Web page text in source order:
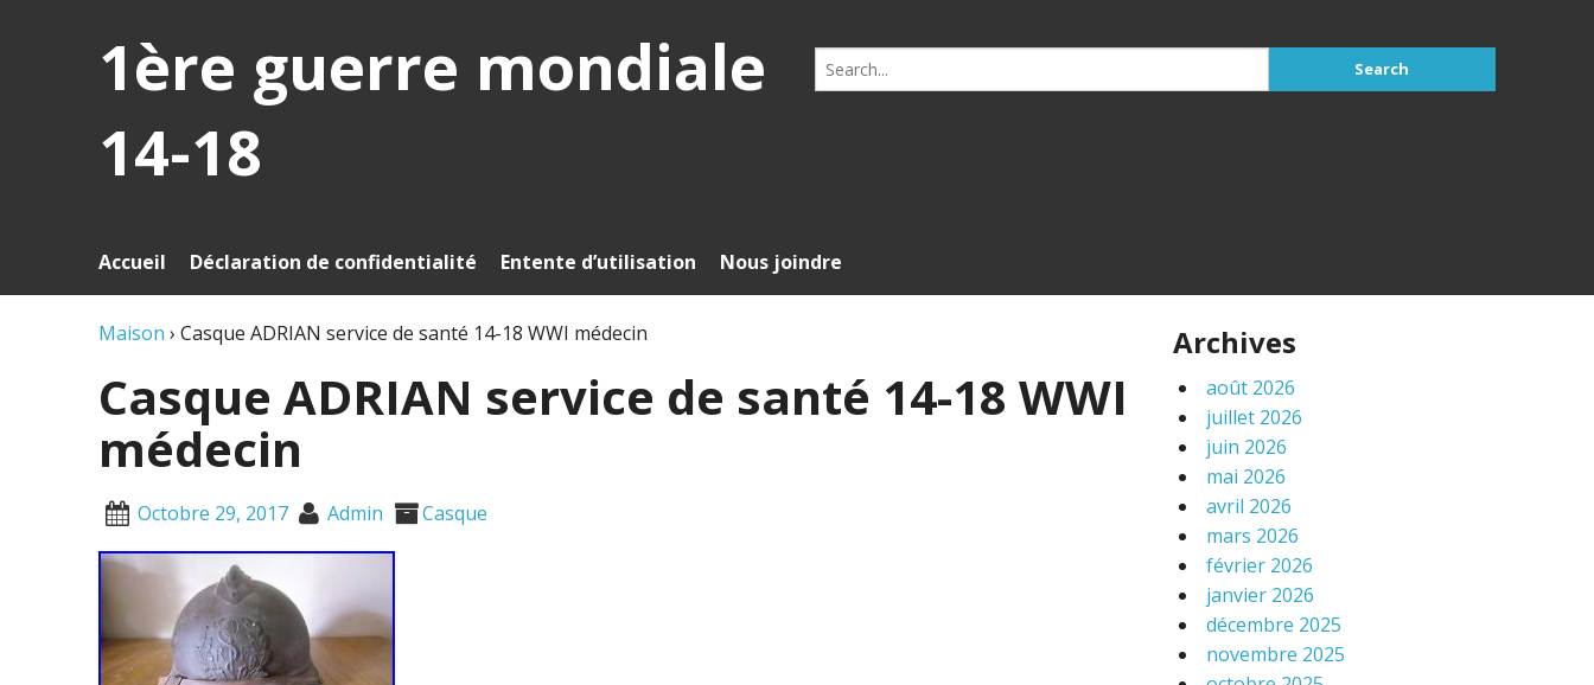
1ère guerre mondiale
14-18
Search
for:
Accueil Déclaration de confidentialité Entente d’utilisation Nous joindre
Maison › Casque ADRIAN service de santé 14-18 WWI médecin
Casque ADRIAN service de santé 14-18 WWI
médecin
Octobre 29, 2017 Admin Casque
Archives
août 2026
juillet 2026
juin 2026
mai 2026
avril 2026
mars 2026
février 2026
janvier 2026
décembre 2025
novembre 2025